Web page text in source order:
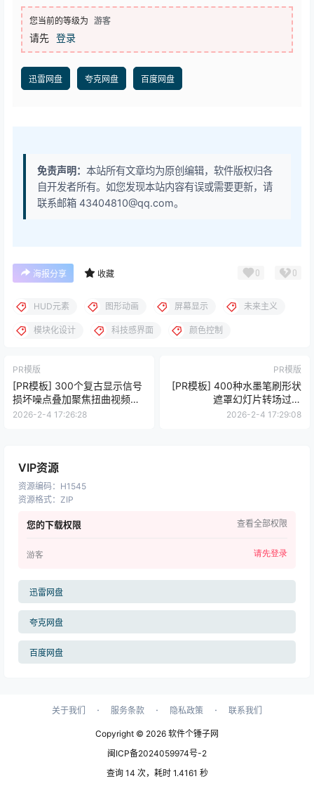
您当前的等级为 游客
请先 登录
迅雷网盘 夸克网盘 百度网盘
免责声明： 本站所有文章均为原创编辑，软件版权归各
自开发者所有。如您发现本站内容有误或需要更新，请
联系邮箱 43404810@qq.com。
海报分享 收藏 0 0
HUD元素 图形动画 屏幕显示 未来主义
模块化设计 科技感界面 颜色控制
PR模版
[PR模板] 300个复古显示信号
损坏噪点叠加聚焦扭曲视频转
场预设 CRT Transitions
2026-2-4 17:26:28
PR模版
[PR模板] 400种水墨笔刷形状
遮罩幻灯片转场过渡
Slideshow Transitions
2026-2-4 17:29:08
VIP资源
资源编码： H1545
资源格式： ZIP
您的下载权限 查看全部权限
游客 请先登录
迅雷网盘
夸克网盘
百度网盘
关于我们 · 服务条款 · 隐私政策 · 联系我们
Copyright © 2026 软件个锤子网
闽ICP备2024059974号-2
查询 14 次，耗时 1.4161 秒